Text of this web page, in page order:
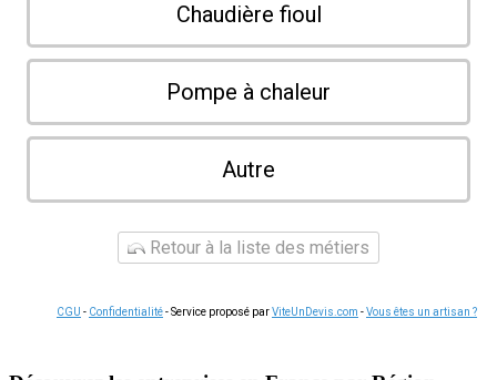
Chaudière fioul
Pompe à chaleur
Autre
Retour à la liste des métiers
CGU - Confidentialité- Service proposé parViteUnDevis.com -Vous êtes un artisan ?